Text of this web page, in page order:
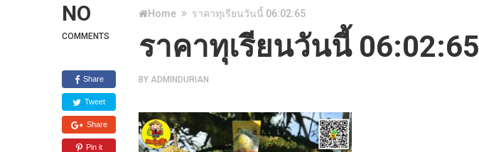
NO
COMMENTS
Share
Tweet
Share
Pin it
Home ราคาทุเรียนวันนี้ 06:02:65
ราคาทุเรียนวันนี้ 06:02:65
BY ADMINDURIAN